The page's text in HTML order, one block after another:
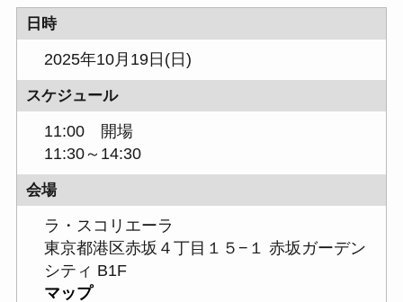
日時
2025年10月19日(日)
スケジュール
11:00 開場
11:30～14:30
会場
ラ・スコリエーラ
東京都港区赤坂４丁目１５−１ 赤坂ガーデン
シティ B1F
マップ